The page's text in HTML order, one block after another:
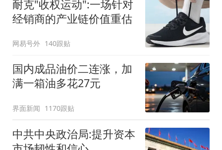
耐克"收权运动":一场针对
经销商的产业链价值重估
网易号外 140跟贴
国内成品油价二连涨，加
满一箱油多花27元
界面新闻 1170跟贴
中共中央政治局:提升资本